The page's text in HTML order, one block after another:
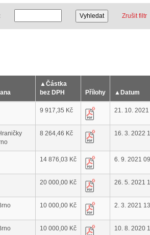
Zrušit filtr
▲ Částka
bez DPH
Přílohy ▲ Datum
9 917,35 Kč 21. 10.
8 264,46 Kč 16. 3. 2022
14 876,03 Kč 6. 9. 2021
20 000,00 Kč 26. 5. 2021
10 000,00 Kč 2. 3. 2021
10 000,00 Kč 10. 8. 2020